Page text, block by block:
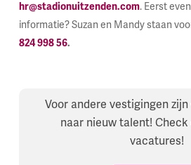
hr@stadionuitzenden.com. Eerst
informatie? Suzan en Mandy staan
824 998 56.
Voor andere vestigingen
naar nieuw talent! Check
vacatures!